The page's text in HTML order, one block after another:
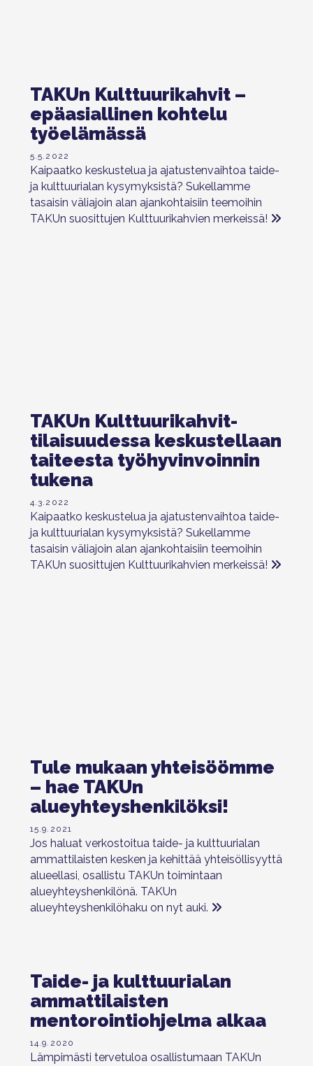
TAKUn Kulttuurikahvit –
epäasiallinen kohtelu
työelämässä
5.5.2022
Kaipaatko keskustelua ja ajatustenvaihtoa taide-
ja kulttuurialan kysymyksistä? Sukellamme
tasaisin väliajoin alan ajankohtaisiin teemoihin
TAKUn suosittujen Kulttuurikahvien merkeissä!
TAKUn Kulttuurikahvit-
tilaisuudessa keskustellaan
taiteesta työhyvinvoinnin
tukena
4.3.2022
Kaipaatko keskustelua ja ajatustenvaihtoa taide-
ja kulttuurialan kysymyksistä? Sukellamme
tasaisin väliajoin alan ajankohtaisiin teemoihin
TAKUn suosittujen Kulttuurikahvien merkeissä!
Tule mukaan yhteisöömme
– hae TAKUn
alueyhteyshenkilöksi!
15.9.2021
Jos haluat verkostoitua taide- ja kulttuurialan
ammattilaisten kesken ja kehittää yhteisöllisyyttä
alueellasi, osallistu TAKUn toimintaan
alueyhteyshenkilönä. TAKUn
alueyhteyshenkilöhaku on nyt auki.
Taide- ja kulttuurialan
ammattilaisten
mentorointiohjelma alkaa
14.9.2020
Lämpimästi tervetuloa osallistumaan TAKUn